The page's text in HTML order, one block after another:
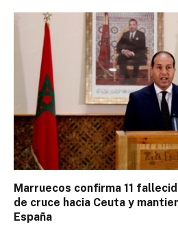
Marruecos confirma 11
de cruce hacia Ceuta y
España